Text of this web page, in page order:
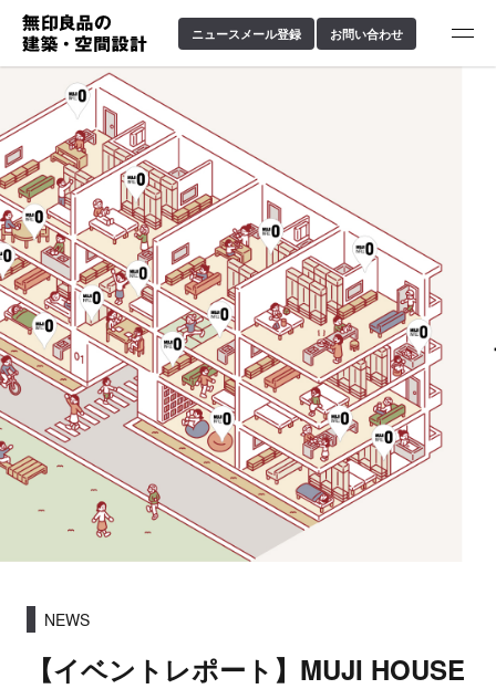
ニュースメール登録 お問い合わせ
NEWS
【イベントレポート】MUJI HOUSE